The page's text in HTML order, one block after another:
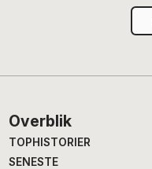
Footer
Overblik
TOPHISTORIER
SENESTE